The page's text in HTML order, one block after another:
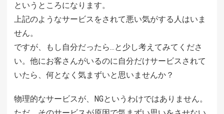
というところになります。
上記のようなサービスをされて悪い気がする人はいま
せん。
ですが、もし自分だったら…と少し考えてみてくださ
い。他にお客さんがいるのに自分だけサービスされて
いたら、何となく気まずいと思いませんか？
物理的なサービスが、NGというわけではありません。